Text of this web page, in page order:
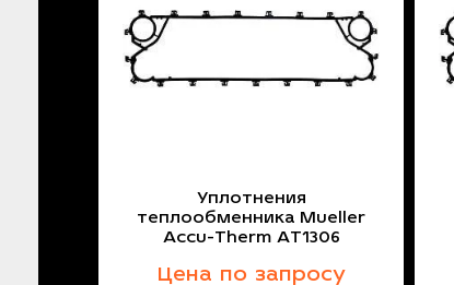
Уплотнения
теплообменника Mueller
Accu-Therm AT1306
Цена по запросу